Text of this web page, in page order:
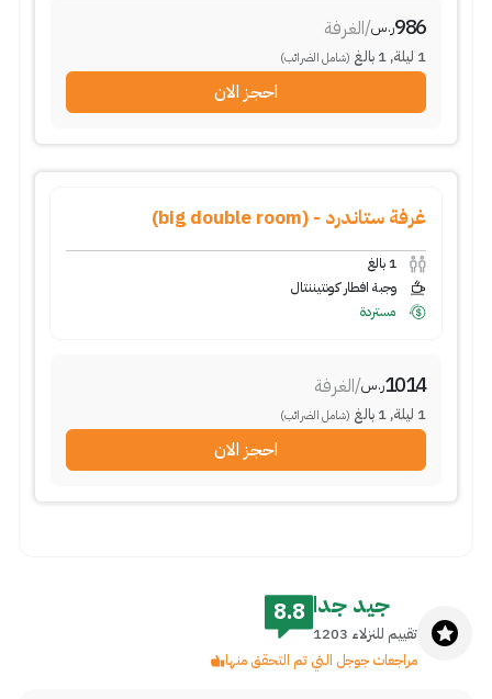
986ر.س/الغرفة
1 ليلة,
1 بالغ (شامل الضرائب)
احجز الان
غرفة ستاندرد - (big double room)
1 بالغ
وجبة افطار كونتيننتال
مستردة
1014ر.س/الغرفة
1 ليلة,
1 بالغ (شامل الضرائب)
احجز الان
جيد جدا
تقييم للنزلاء 1203
8.8
مراجعات جوجل التي تم التحقق منها